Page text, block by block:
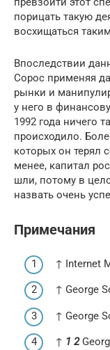
порицать такую
восхищаться
Впоследствии
Сорос применяя
рынки и
у него в
1992 года ничего
происходило.
которых он терял
менее, капитал
шли, потому в
назвать очень
Примечания
↑ Internet
↑ George
↑ George
↑ 1 2